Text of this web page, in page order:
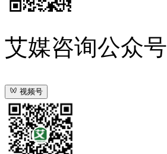
艾媒咨询公众号
视频号